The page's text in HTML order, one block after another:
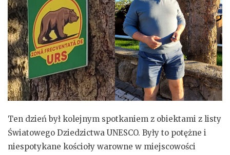
Ten dzień był kolejnym spotkaniem z obiektami z listy
Światowego Dziedzictwa UNESCO. Były to potężne i
niespotykane kościoły warowne w miejscowości